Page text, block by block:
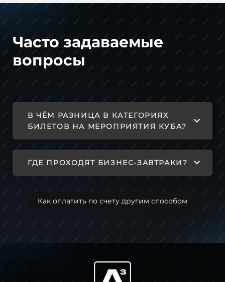
Часто задаваемые
вопросы
В ЧЁМ РАЗНИЦА В КАТЕГОРИЯХ
БИЛЕТОВ НА МЕРОПРИЯТИЯ КУБА?
ГДЕ ПРОХОДЯТ БИЗНЕС-ЗАВТРАКИ?
Как оплатить по счету другим способом